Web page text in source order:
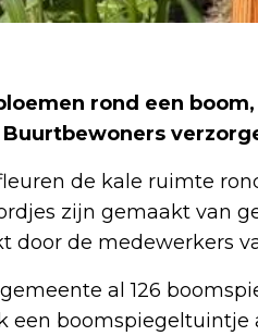
rond een
de kale ruimte
zijn gemaakt van
door de medewerkers
al 126
een